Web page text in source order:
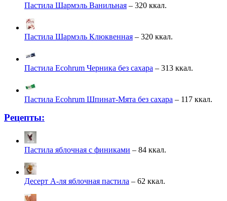
Пастила Шармэль Ванильная – 320 ккал.
Пастила Шармэль Клюквенная – 320 ккал.
Пастила Ecohrum Черника без сахара – 313 ккал.
Пастила Ecohrum Шпинат-Мята без сахара – 117 ккал.
Рецепты:
Пастила яблочная с финиками – 84 ккал.
Десерт А-ля яблочная пастила – 62 ккал.